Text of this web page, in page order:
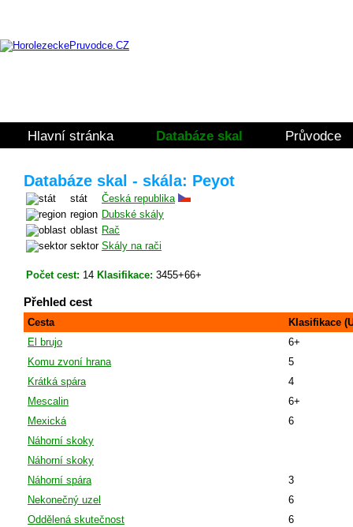
Hlavní stránka Databáze skal Průvodce
Databáze skal - skála: Peyot
stát
Česká republika
region Dubské skály
oblast Rač
sektor Skály na rači
Počet cest: 14 Klasifikace: 3455+66+
Přehled cest
Cesta
Klasifikace
El brujo
6+
Komu zvoní hrana
5
Krátká spára
4
Mescalin
6+
Mexická
6
Náhorní skoky
Náhorní skoky
Náhorní spára
3
Nekonečný uzel
6
Oddělená skutečnost
6